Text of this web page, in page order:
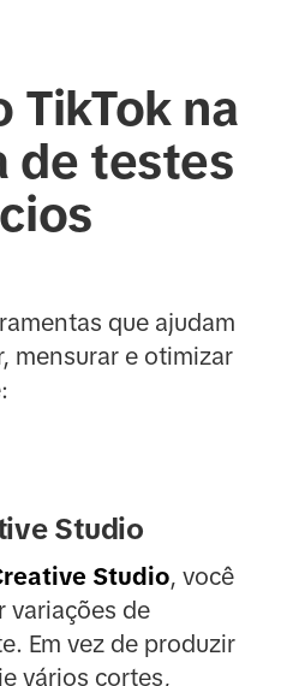
TikTok na
de testes
que ajudam
mensurar e otimizar
Studio
Studio, você
variações de
Em vez de produzir
vários cortes,